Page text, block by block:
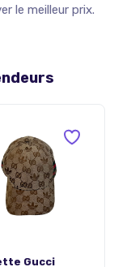
le meilleur prix.
Gucci